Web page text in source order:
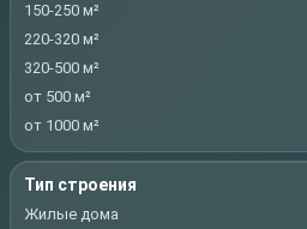
150-250 м²
220-320 м²
320-500 м²
от 500 м²
от 1000 м²
Тип строения
Жилые дома